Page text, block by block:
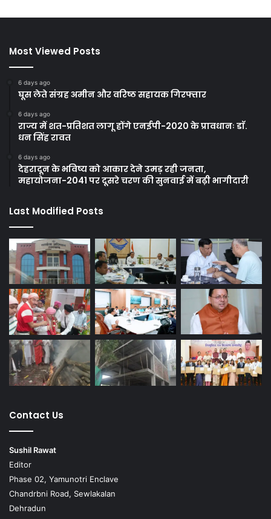
Most Viewed Posts
6 days ago
घूस लेते संग्रह अमीन और वरिष्ठ सहायक गिरफ्तार
6 days ago
राज्य में शत-प्रतिशत लागू होंगे एनईपी-2020 के प्रावधानः डाॅ.
धन सिंह रावत
6 days ago
देहरादून के भविष्य को आकार देने उमड़ रही जनता,
महायोजना-2041 पर दूसरे चरण की सुनवाई में बढ़ी भागीदारी
Last Modified Posts
Contact Us
Sushil Rawat
Editor
Phase 02, Yamunotri Enclave
Chandrbni Road, Sewlakalan
Dehradun